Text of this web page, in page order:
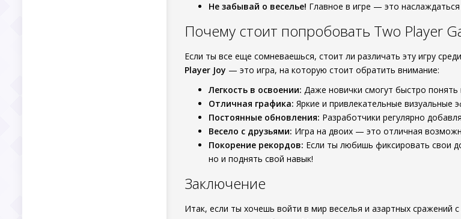
Не забывай о веселье! Главное в игре — это
Почему стоит попробовать Two Player
Если ты все еще сомневаешься, стоит ли различать эту игру
Player Joy — это игра, на которую стоит обратить внимание:
Легкость в освоении: Даже новички смогут быстро понять
Отличная графика: Яркие и привлекательные
Постоянные обновления: Разработчики регулярно
Весело с друзьями: Игра на двоих — это отличная
Покорение рекордов: Если ты любишь фиксировать свои
но и поднять свой навык!
Заключение
Итак, если ты хочешь войти в мир веселья и азартных сражений с